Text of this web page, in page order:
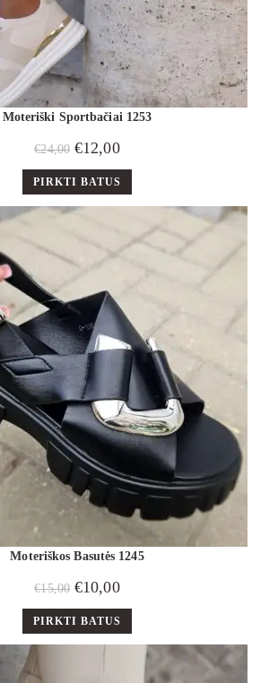
Moteriški Sportbačiai 1253
€24,00 €12,00
PIRKTI BATUS
Moteriškos Basutės 1245
€15,00 €10,00
PIRKTI BATUS